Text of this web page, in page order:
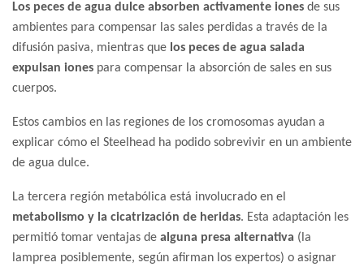
Los peces de agua dulce absorben activamente iones de sus
ambientes para compensar las sales perdidas a través de la
difusión pasiva, mientras que los peces de agua salada
expulsan iones para compensar la absorción de sales en sus
cuerpos.
Estos cambios en las regiones de los cromosomas ayudan a
explicar cómo el Steelhead ha podido sobrevivir en un ambiente
de agua dulce.
La tercera región metabólica está involucrado en el
metabolismo y la cicatrización de heridas. Esta adaptación les
permitió tomar ventajas de alguna presa alternativa (la
lamprea posiblemente, según afirman los expertos) o asignar